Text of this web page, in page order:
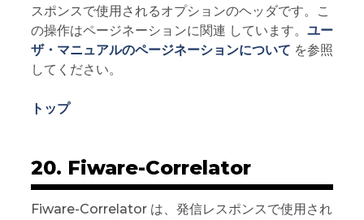
スポンスで使用されるオプションのヘッダです。こ
の操作はページネーションに関連 しています。 ユー
ザ・マニュアルのページネーションについて を参照
してください。
トップ
20. Fiware-Correlator
Fiware-Correlator は、発信レスポンスで使用され